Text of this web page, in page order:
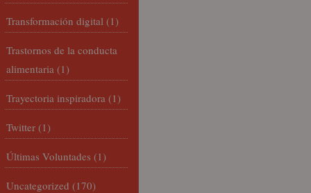
Transformación digital (1)
Trastornos de la conducta
alimentaria (1)
Trayectoria inspiradora (1)
Twitter (1)
Últimas Voluntades (1)
Uncategorized (170)